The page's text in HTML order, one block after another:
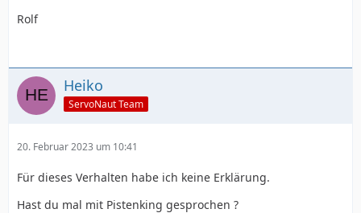
Rolf
Heiko
ServoNaut Team
20. Februar 2023 um 10:41
Für dieses Verhalten habe ich keine Erklärung.
Hast du mal mit Pistenking gesprochen ?